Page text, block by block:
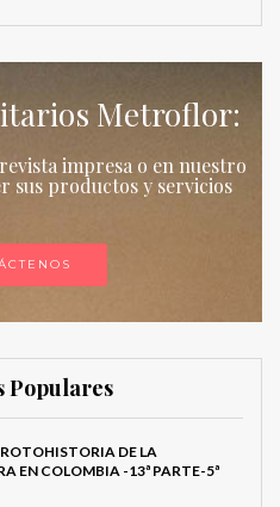
Metroflor:
impresa o en nuestro
sus productos y servicios
Populares
DE LA
EN COLOMBIA -13ª PARTE-5ª